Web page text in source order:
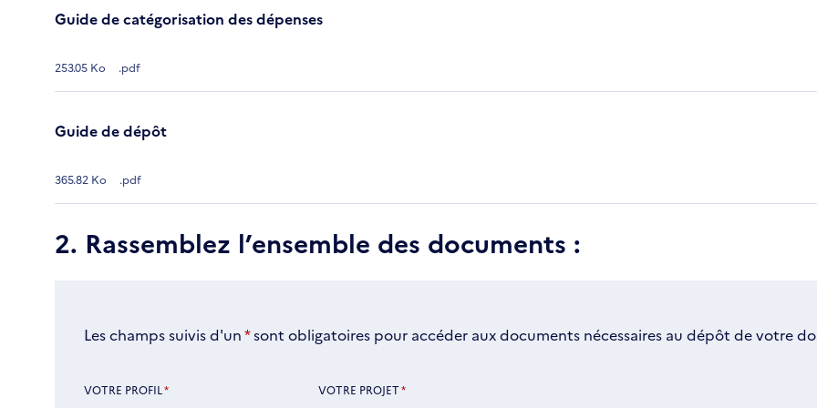
Guide de catégorisation des dépenses
253.05 Ko .pdf
Guide de dépôt
365.82 Ko .pdf
2. Rassemblez l’ensemble des documents :
Les champs suivis d'un*sont obligatoires pour accéder aux documents nécessaires au dépôt de votre
VOTRE PROFIL * VOTRE PROJET*